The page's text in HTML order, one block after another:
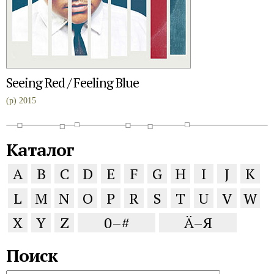
Seeing Red / Feeling Blue
(p) 2015
Каталог
A B C D E F G H I J
K
L
M N O P R S T U V W
X
Y Z 0–# Ä–Я
Поиск